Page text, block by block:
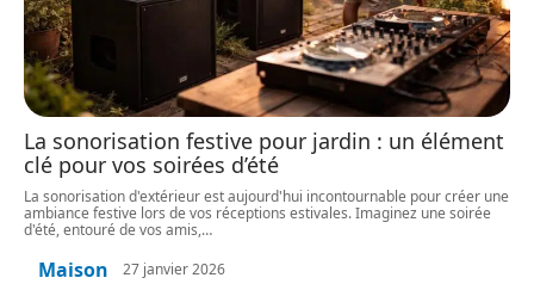
La sonorisation festive pour jardin : un élément
clé pour vos soirées d’été
La sonorisation d'extérieur est aujourd'hui incontournable pour créer une
ambiance festive lors de vos réceptions estivales. Imaginez une soirée
d'été, entouré de vos amis,…
Maison 27 janvier 2026